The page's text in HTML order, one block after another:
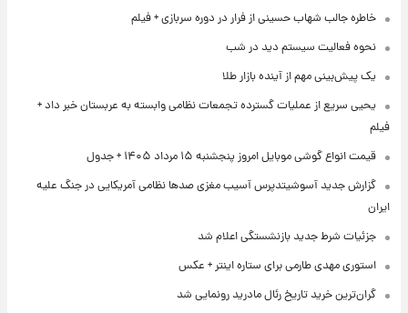
خاطره جالب شهاب حسینی از فرار در دوره سربازی + فیلم
نحوه فعالیت سیستم دید در شب
یک پیش‌بینی مهم از آینده بازار طلا
یحیی سریع از عملیات گسترده تجمعات نظامی وابسته به عربستان خبر داد +
فیلم
قیمت انواع گوشی موبایل امروز پنجشنبه ۱۵ مرداد ۱۴۰۵ + جدول
گزارش جدید آسوشیتدپرس آسیب مغزی صدها نظامی آمریکایی در جنگ علیه
ایران
جزئیات شرط جدید بازنشستگی اعلام شد
استوری مهدی طارمی برای ستاره اینتر + عکس
گران‌ترین خرید تاریخ رئال مادرید رونمایی شد